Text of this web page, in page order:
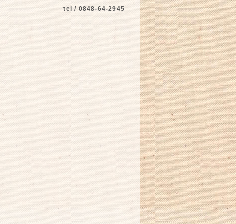
tel / 0848-64-2945